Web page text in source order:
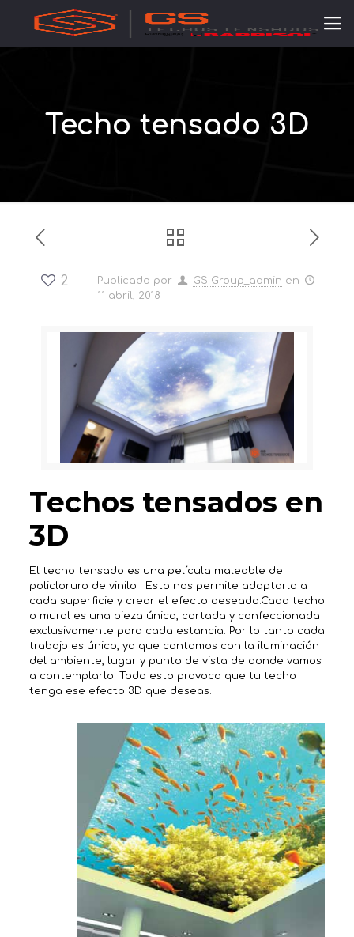
Techo tensado 3D
2 Publicado por GS Group_admin en
11 abril, 2018
Techos tensados en
3D
El techo tensado es una película maleable de
policloruro de vinilo . Esto nos permite adaptarlo a
cada superficie y crear el efecto deseado.Cada techo
o mural es una pieza única, cortada y confeccionada
exclusivamente para cada estancia. Por lo tanto cada
trabajo es único, ya que contamos con la iluminación
del ambiente, lugar y punto de vista de donde vamos
a contemplarlo. Todo esto provoca que tu techo
tenga ese efecto 3D que deseas.